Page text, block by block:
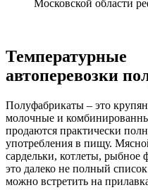
Температурные
автоперевозки
Полуфабрикаты – это
молочные и
продаются практически
употребления в пищу.
сардельки, котлеты, рыбное
это далеко не полный
можно встретить на